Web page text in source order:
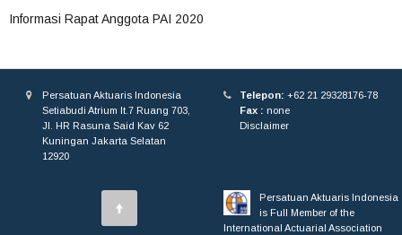
Informasi Rapat Anggota PAI 2020
Telepon: +62 21 29328176-78
Fax : none
Disclaimer
Persatuan Aktuaris Indonesia
Setiabudi Atrium lt.7 Ruang 703,
Jl. HR Rasuna Said Kav 62
Kuningan Jakarta Selatan
12920
Persatuan Aktuaris Indonesia
is Full Member of the
International Actuarial Association